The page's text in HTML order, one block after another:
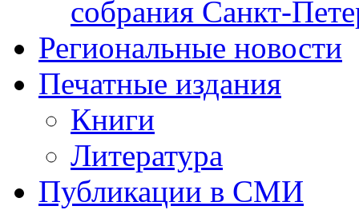
собрания Санкт-
Региональные новости
Печатные издания
Книги
Литература
Публикации в СМИ